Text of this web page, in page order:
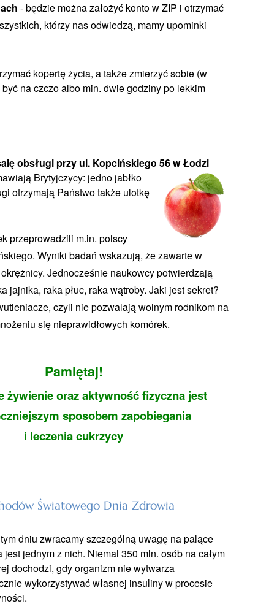
- będzie można założyć konto w ZIP i otrzymać
którzy nas odwiedzą, mamy upominki
kopertę życia, a także zmierzyć sobie (w
na czczo albo min. dwie godziny po lekkim
obsługi przy ul. Kopcińskiego 56 w Łodzi
Brytyjczycy: jedno jabłko
otrzymają Państwo także ulotkę
przeprowadzili m.in. polscy
Wyniki badań wskazują, że zawarte w
Jednocześnie naukowcy potwierdzają
jajnika, raka płuc, raka wątroby. Jaki jest sekret?
czyli nie pozwalają wolnym rodnikom na
się nieprawidłowych komórek.
Pamiętaj!
żywienie oraz aktywność fizyczna jest
sposobem zapobiegania
i leczenia cukrzycy
Światowego Dnia Zdrowia
dniu zwracamy szczególną uwagę na palące
jednym z nich. Niemal 350 mln. osób na całym
dochodzi, gdy organizm nie wytwarza
wykorzystywać własnej insuliny w procesie